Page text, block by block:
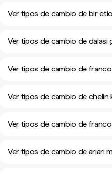
Ver tipos de cambio de bir
Ver tipos de cambio de dalasi
Ver tipos de cambio de
Ver tipos de cambio de chelín
Ver tipos de cambio de
Ver tipos de cambio de ariari